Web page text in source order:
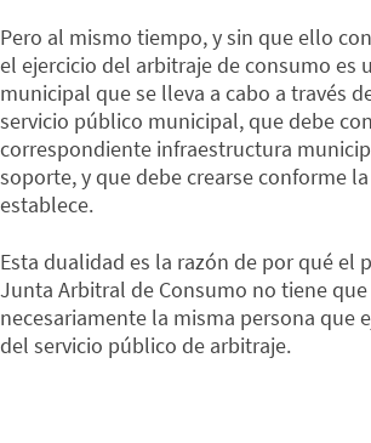
Pero al mismo tiempo, y sin que ello
el ejercicio del arbitraje de consumo es
municipal que se lleva a cabo a través
servicio público municipal, que debe
correspondiente infraestructura
soporte, y que debe crearse conforme
establece.
Esta dualidad es la razón de por qué el
Junta Arbitral de Consumo no tiene que
necesariamente la misma persona que
del servicio público de arbitraje.